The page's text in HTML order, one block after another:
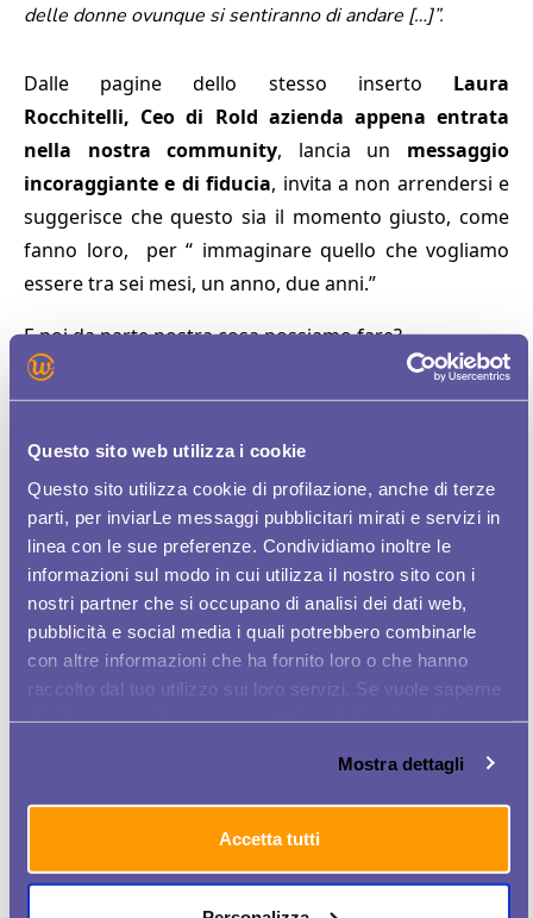
Questo sito web utilizza i cookie
Questo sito utilizza cookie di profilazione, anche di terze
parti, per inviarLe messaggi pubblicitari mirati e servizi in
linea con le sue preferenze. Condividiamo inoltre le
informazioni sul modo in cui utilizza il nostro sito con i
nostri partner che si occupano di analisi dei dati web,
pubblicità e social media i quali potrebbero combinarle
con altre informazioni che ha fornito loro o che hanno
raccolto dal tuo utilizzo sui loro servizi. Se vuole saperne
sul tasto "Accetta tutti". Se non vuole i cookie di
profilazione può negare il consenso sul tasto "Rifiuta".
Mostra dettagli
Accetta tutti
delle donne ovunque si sentiranno di andare […]”.
Dalle pagine dello stesso inserto Laura
Rocchitelli, Ceo di Rold azienda appena entrata
nella nostra community, lancia un messaggio
incoraggiante e di fiducia, invita a non arrendersi e
suggerisce che questo sia il momento giusto, come
fanno loro, per “ immaginare quello che vogliamo
essere tra sei mesi, un anno, due anni.”
E noi da parte nostra cosa possiamo fare?
Dobbiamo imparare a essereimprenditrici di noi
continuare a imparare senza mai fermarci, avere ben
chiari i nostri obiettivi.
Non possiamo più aspettare che siano gli altri a
trovare per noi le soluzioni ideali. Non illudiamoci che
qualche buon samaritano venga a dirci: “Ho
individuato il lavoro dei tuoi sogni” oppure “Ho
trovato il posto che fa per te”.Dobbiamo essere noi
senza sminuire il nostro valore
avendo il coraggio di lanciarci in nuove imprese,
adottando un atteggiamento positivo, non
scoraggiandoci se dobbiamo rimboccarci le maniche.